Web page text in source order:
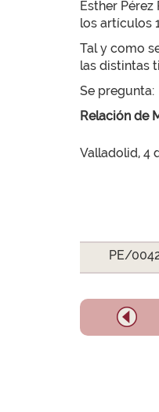
Esther Pérez
los artículos
Tal y como
las distintas
Se pregunta:
Relación de
Valladolid, 4
PE/